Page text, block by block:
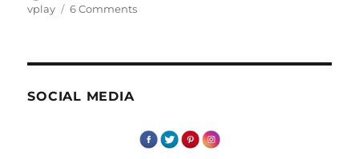
on
vplay
6 Commentson
SOCIAL MEDIA